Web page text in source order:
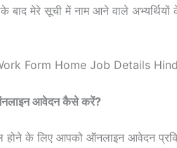
बाद मेरे सूची में नाम आने वाले
Form Home Job Details
आवेदन कैसे करें?
होने के लिए आपको ऑनलाइन आवेदन